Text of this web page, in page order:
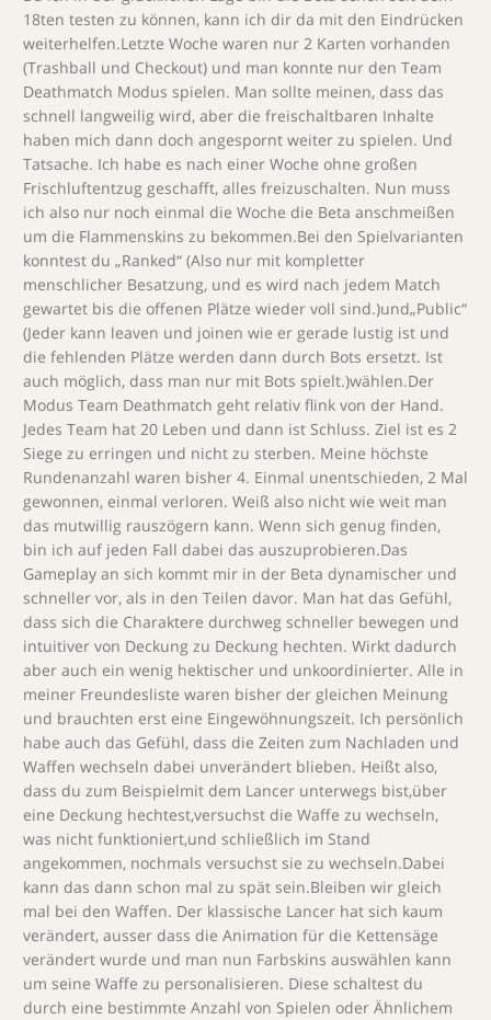
18ten testen zu können, kann ich dir da mit den Eindrücken
weiterhelfen.Letzte Woche waren nur 2 Karten vorhanden
(Trashball und Checkout) und man konnte nur den Team
Deathmatch Modus spielen. Man sollte meinen, dass das
schnell langweilig wird, aber die freischaltbaren Inhalte
haben mich dann doch angespornt weiter zu spielen. Und
Tatsache. Ich habe es nach einer Woche ohne großen
Frischluftentzug geschafft, alles freizuschalten. Nun muss
ich also nur noch einmal die Woche die Beta anschmeißen
um die Flammenskins zu bekommen.Bei den Spielvarianten
konntest du „Ranked“ (Also nur mit kompletter
menschlicher Besatzung, und es wird nach jedem Match
gewartet bis die offenen Plätze wieder voll sind.)und„Public“
(Jeder kann leaven und joinen wie er gerade lustig ist und
die fehlenden Plätze werden dann durch Bots ersetzt. Ist
auch möglich, dass man nur mit Bots spielt.)wählen.Der
Modus Team Deathmatch geht relativ flink von der Hand.
Jedes Team hat 20 Leben und dann ist Schluss. Ziel ist es 2
Siege zu erringen und nicht zu sterben. Meine höchste
Rundenanzahl waren bisher 4. Einmal unentschieden, 2 Mal
gewonnen, einmal verloren. Weiß also nicht wie weit man
das mutwillig rauszögern kann. Wenn sich genug finden,
bin ich auf jeden Fall dabei das auszuprobieren.Das
Gameplay an sich kommt mir in der Beta dynamischer und
schneller vor, als in den Teilen davor. Man hat das Gefühl,
dass sich die Charaktere durchweg schneller bewegen und
intuitiver von Deckung zu Deckung hechten. Wirkt dadurch
aber auch ein wenig hektischer und unkoordinierter. Alle in
meiner Freundesliste waren bisher der gleichen Meinung
und brauchten erst eine Eingewöhnungszeit. Ich persönlich
habe auch das Gefühl, dass die Zeiten zum Nachladen und
Waffen wechseln dabei unverändert blieben. Heißt also,
dass du zum Beispielmit dem Lancer unterwegs bist,über
eine Deckung hechtest,versuchst die Waffe zu wechseln,
was nicht funktioniert,und schließlich im Stand
angekommen, nochmals versuchst sie zu wechseln.Dabei
kann das dann schon mal zu spät sein.Bleiben wir gleich
mal bei den Waffen. Der klassische Lancer hat sich kaum
verändert, ausser dass die Animation für die Kettensäge
verändert wurde und man nun Farbskins auswählen kann
um seine Waffe zu personalisieren. Diese schaltest du
durch eine bestimmte Anzahl von Spielen oder Ähnlichem